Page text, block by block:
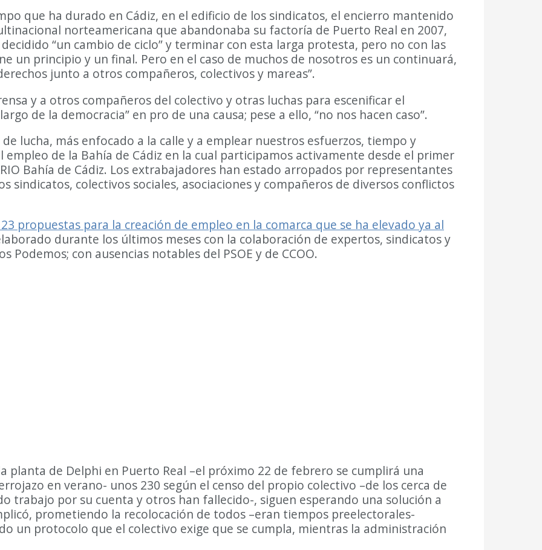
que ha durado en Cádiz, en el edificio de los sindicatos, el encierro mantenido
norteamericana que abandonaba su factoría de Puerto Real en 2007,
“un cambio de ciclo” y terminar con esta larga protesta, pero no con las
un principio y un final. Pero en el caso de muchos de nosotros es un continuará,
junto a otros compañeros, colectivos y mareas”.
y a otros compañeros del colectivo y otras luchas para escenificar el
de la democracia” en pro de una causa; pese a ello, “no nos hacen caso”.
lucha, más enfocado a la calle y a emplear nuestros esfuerzos, tiempo y
de la Bahía de Cádiz en la cual participamos activamente desde el primer
Bahía de Cádiz. Los extrabajadores han estado arropados por representantes
sindicatos, colectivos sociales, asociaciones y compañeros de diversos conflictos
propuestas para la creación de empleo en la comarca que se ha elevado ya al
durante los últimos meses con la colaboración de expertos, sindicatos y
con ausencias notables del PSOE y de CCOO.
planta de Delphi en Puerto Real –el próximo 22 de febrero se cumplirá una
en verano- unos 230 según el censo del propio colectivo –de los cerca de
trabajo por su cuenta y otros han fallecido-, siguen esperando una solución a
prometiendo la recolocación de todos –eran tiempos preelectorales-
un protocolo que el colectivo exige que se cumpla, mientras la administración